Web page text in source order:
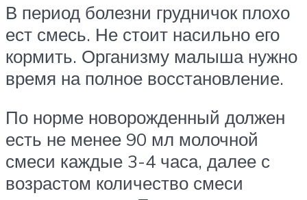
В период болезни грудничок плохо
ест смесь. Не стоит насильно его
кормить. Организму малыша нужно
время на полное восстановление.
По норме новорожденный должен
есть не менее 90 мл молочной
смеси каждые 3-4 часа, далее с
возрастом количество смеси